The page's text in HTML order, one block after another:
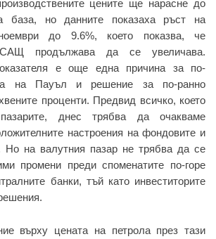
цените ще нарасне до
база, но данните показаха ръст на
до 9.6%, което показва, че
продължава да се увеличава.
е още една причина за по-
на Пауъл и решение за по-ранно
проценти. Предвид всичко, което
днес трябва да очакваме
настроения на фондовите и
Но на валутния пазар не трябва да се
промени преди споменатите по-горе
банки, тъй като инвеститорите
върху цената на петрола през тази